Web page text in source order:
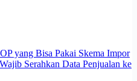
yang Bisa Pakai Skema Impor
Serahkan Data Penjualan ke